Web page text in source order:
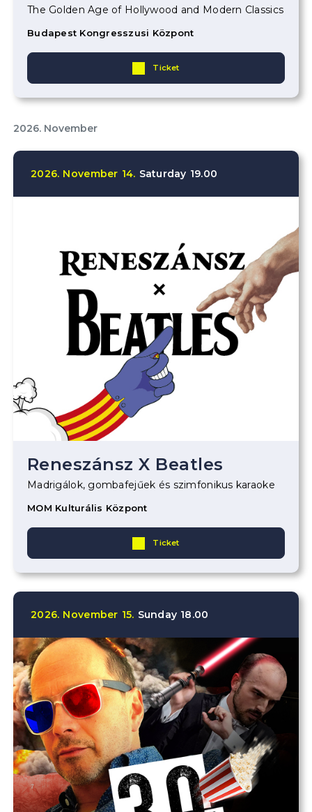
The Golden Age of Hollywood and Modern Classics
Budapest Kongresszusi Központ
Ticket
2026. November
2026. November 14. Saturday 19.00
Reneszánsz X Beatles
Madrigálok, gombafejűek és szimfonikus karaoke
MOM Kulturális Központ
Ticket
2026. November 15. Sunday 18.00